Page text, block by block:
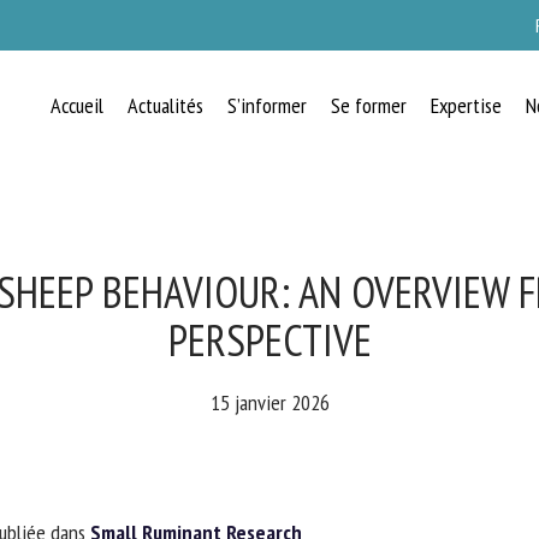
Accueil Actualités S’informer Se former Expertise
BEHAVIOUR: AN OVERVIEW
PERSPECTIVE
15 janvier 2026
dansSmall Ruminant Research
BIEN-ÊTRE ANIMAL